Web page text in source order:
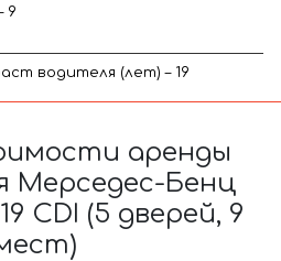
9
водителя (лет) – 19
аренды
Мерседес-Бенц
CDI (5 дверей, 9